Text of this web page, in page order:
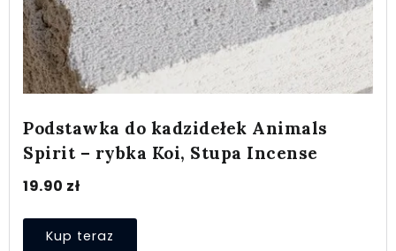
Podstawka do kadzidełek Animals
Spirit – rybka Koi, Stupa Incense
19.90 zł
Kup teraz